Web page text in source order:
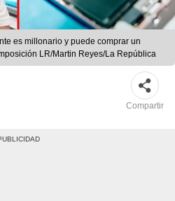
es millonario y puede comprar un
LR/Martin Reyes/La República
Compartir